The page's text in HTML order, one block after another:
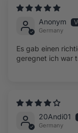
Anonym
Germany
Es gab einen
geregnet ich war
20Andi01
Germany